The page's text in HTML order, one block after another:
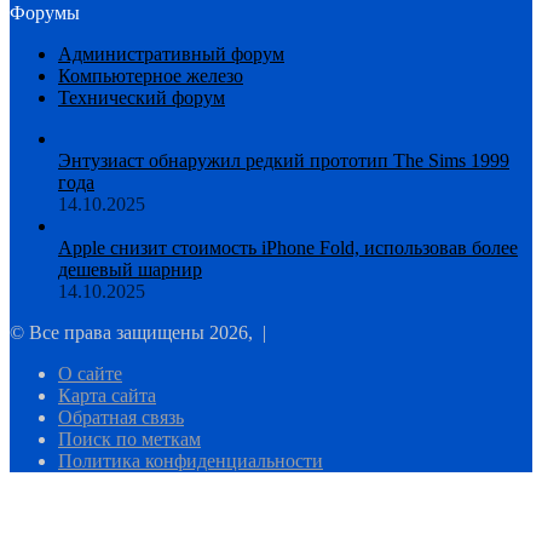
Форумы
Административный форум
Компьютерное железо
Технический форум
Энтузиаст обнаружил редкий прототип The Sims 1999
года
14.10.2025
Apple снизит стоимость iPhone Fold, использовав более
дешевый шарнир
14.10.2025
© Все права защищены 2026, |
О сайте
Карта сайта
Обратная связь
Поиск по меткам
Политика конфиденциальности